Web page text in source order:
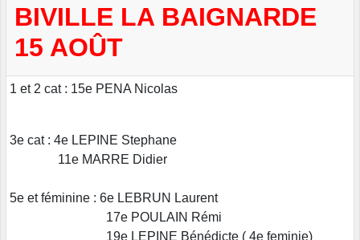
BIVILLE LA BAIGNARDE
15 AOÛT
1 et 2 cat : 15e PENA Nicolas
3e cat : 4e LEPINE Stephane
11e MARRE Didier
5e et féminine : 6e LEBRUN Laurent
17e POULAIN Rémi
19e LEPINE Bénédicte ( 4e feminie)